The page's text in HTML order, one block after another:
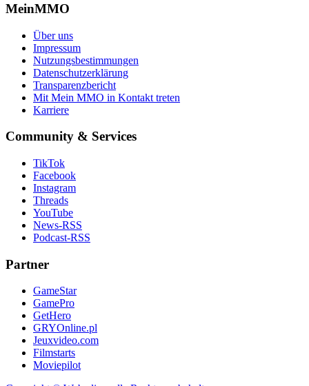
MeinMMO
Über uns
Impressum
Nutzungsbestimmungen
Datenschutzerklärung
Transparenzbericht
Mit Mein MMO in Kontakt treten
Karriere
Community & Services
TikTok
Facebook
Instagram
Threads
YouTube
News-RSS
Podcast-RSS
Partner
GameStar
GamePro
GetHero
GRYOnline.pl
Jeuxvideo.com
Filmstarts
Moviepilot